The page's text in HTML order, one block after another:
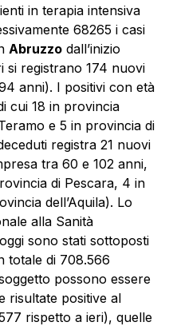
in terapia intensiva
68265 i casi
Abruzzo dall’inizio
si registrano 174 nuovi
anni). I positivi con età
cui 18 in provincia
e 5 in provincia di
registra 21 nuovi
tra 60 e 102 anni,
di Pescara, 4 in
dell’Aquila). Lo
alla Sanità
sono stati sottoposti
totale di 708.566
possono essere
risultate positive al
rispetto a ieri), quelle